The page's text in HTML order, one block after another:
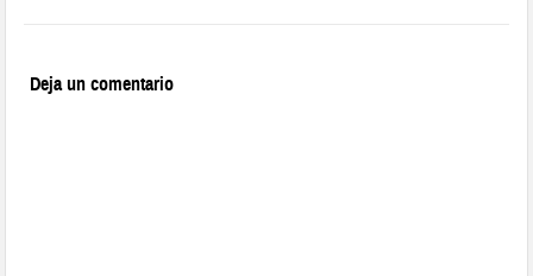
Deja un comentario